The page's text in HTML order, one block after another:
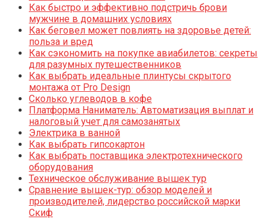
Как быстро и эффективно подстричь брови
мужчине в домашних условиях
Как беговел может повлиять на здоровье детей:
польза и вред
Как сэкономить на покупке авиабилетов: секреты
для разумных путешественников
Как выбрать идеальные плинтусы скрытого
монтажа от Pro Design
Сколько углеводов в кофе
Платформа Наниматель: Автоматизация выплат и
налоговый учет для самозанятых
Электрика в ванной
Как выбрать гипсокартон
Как выбрать поставщика электротехнического
оборудования
Техническое обслуживание вышек тур
Сравнение вышек-тур: обзор моделей и
производителей, лидерство российской марки
Скиф